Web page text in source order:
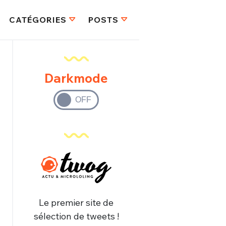
CATÉGORIES POSTS
Darkmode
Le premier site de
sélection de tweets !